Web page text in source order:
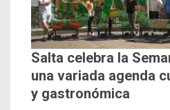
Salta celebra la
una variada agenda
y gastronómica